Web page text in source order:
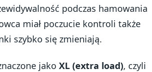
podczas hamowania
miał poczucie kontroli także
szybko się zmieniają.
jako XL (extra load), czyli